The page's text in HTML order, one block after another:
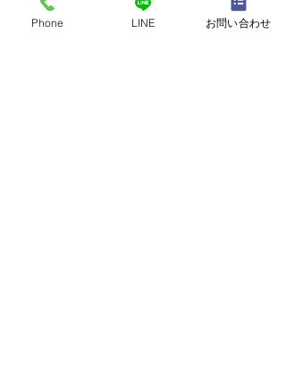
Phone LINE お問い合わせ